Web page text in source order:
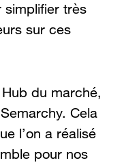
simplifier très
sur ces
du marché,
Cela
l’on a réalisé
pour nos